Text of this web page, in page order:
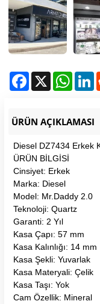
Facebook
X
ÜRÜN AÇIKLAMASI
Diesel DZ7434 Erkek
ÜRÜN BİLGİSİ
Cinsiyet: Erkek
Marka: Diesel
Model: Mr.Daddy 2.0
Teknoloji: Quartz
Garanti: 2 Yıl
Kasa Çapı: 57 mm
Kasa Kalınlığı: 14 mm
Kasa Şekli: Yuvarlak
Kasa Materyali: Çelik
Kasa Taşı: Yok
Cam Özellik: Mineral